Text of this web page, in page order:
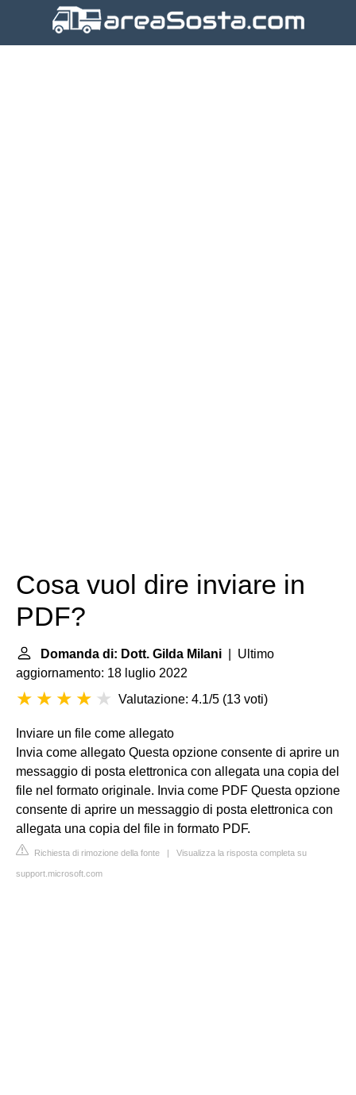
Cosa vuol dire inviare in
PDF?
Domanda di: Dott. Gilda Milani | Ultimo
aggiornamento: 18 luglio 2022
Valutazione: 4.1/5 (13 voti)
Inviare un file come allegato
Invia come allegato Questa opzione consente di aprire un
messaggio di posta elettronica con allegata una copia del
file nel formato originale. Invia come PDF Questa opzione
consente di aprire un messaggio di posta elettronica con
allegata una copia del file in formato PDF.
Richiesta di rimozione della fonte | Visualizza la risposta completa su
support.microsoft.com